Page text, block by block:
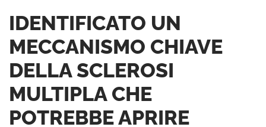
IDENTIFICATO UN
MECCANISMO CHIAVE
DELLA SCLEROSI
MULTIPLA CHE
POTREBBE APRIRE